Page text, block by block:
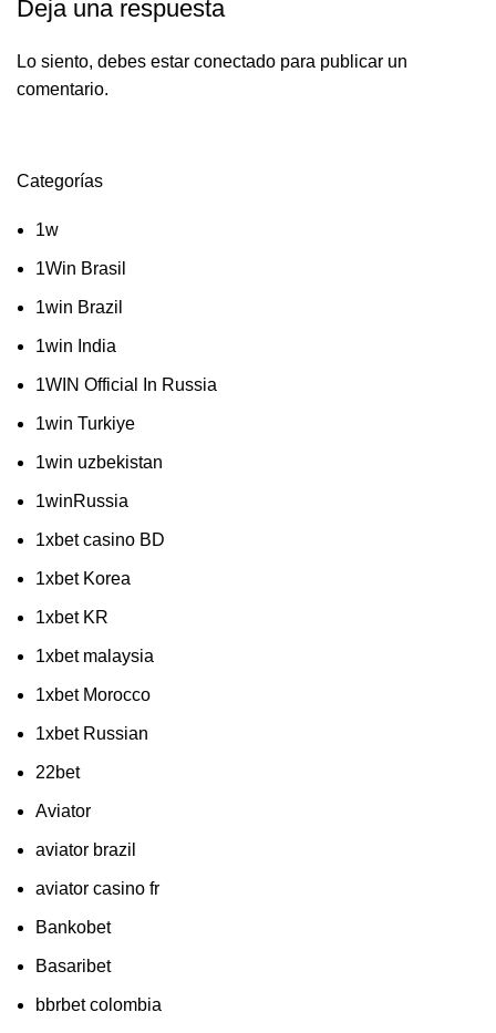
Deja una respuesta
Lo siento, debes estar conectado para publicar un
comentario.
Categorías
1w
1Win Brasil
1win Brazil
1win India
1WIN Official In Russia
1win Turkiye
1win uzbekistan
1winRussia
1xbet casino BD
1xbet Korea
1xbet KR
1xbet malaysia
1xbet Morocco
1xbet Russian
22bet
Aviator
aviator brazil
aviator casino fr
Bankobet
Basaribet
bbrbet colombia